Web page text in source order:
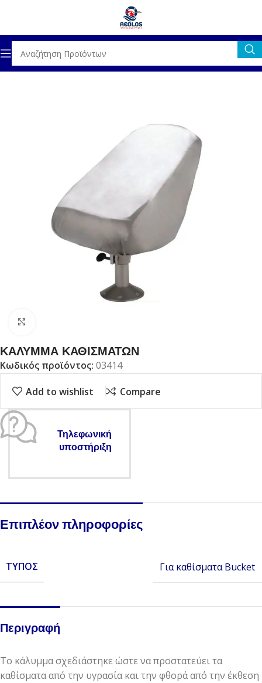
Αρχική σελίδα ΓΕΝΙΚΟΣ ΕΞΟΠΛΙΣΜΟΣ
ΚΑΛΥΜΜΑ ΚΑΘΙΣΜΑΤΩΝ
Κωδικός προϊόντος: 03414
Add to wishlist Compare
Τηλεφωνική
υποστήριξη
Επιπλέον πληροφορίες
ΤΎΠΟΣ Για καθίσματα Bucket
Περιγραφή
Το κάλυμμα σχεδιάστηκε ώστε να προστατεύει τα
καθίσματα από την υγρασία και την φθορά από την έκθεση